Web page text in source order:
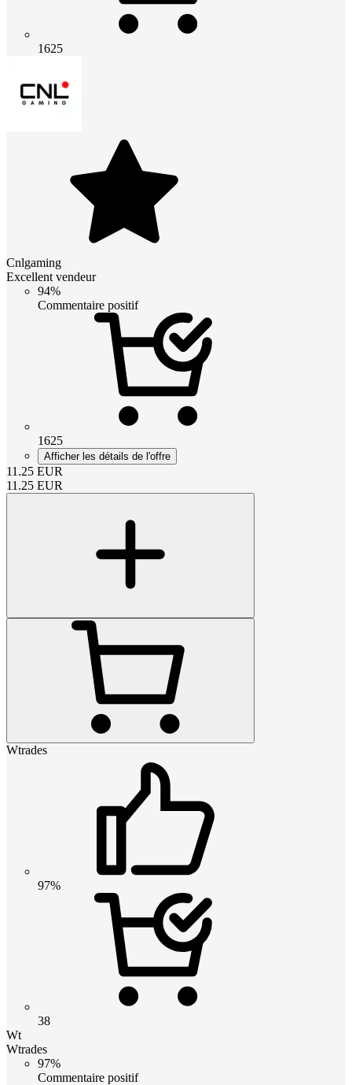
1625
Cnlgaming
Excellent vendeur
94%
Commentaire positif
1625
Afficher les détails de l'offre
11.25 EUR
11.25 EUR
Wtrades
97%
38
Wt
Wtrades
97%
Commentaire positif